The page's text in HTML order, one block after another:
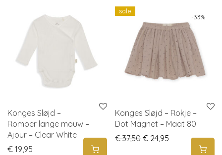
Konges Sløjd –
Romper lange mouw –
Ajour – Clear White
€ 19,95
-33%
sale
Konges Sløjd – Rokje –
Dot Magnet – Maat 80
€37,50 Original price was: €
€ 24,95 Current price